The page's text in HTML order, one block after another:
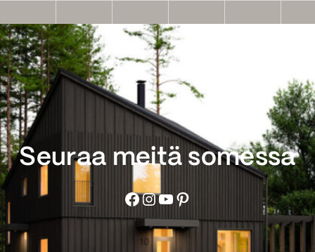
Seuraa meitä somessa
Facebook
Instagram
YouTube
Pinterest